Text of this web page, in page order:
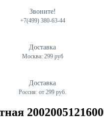
Звоните!
+7(499) 380-63-44
Доставка
Москва: 299 руб
Доставка
Россия: от 299 руб.